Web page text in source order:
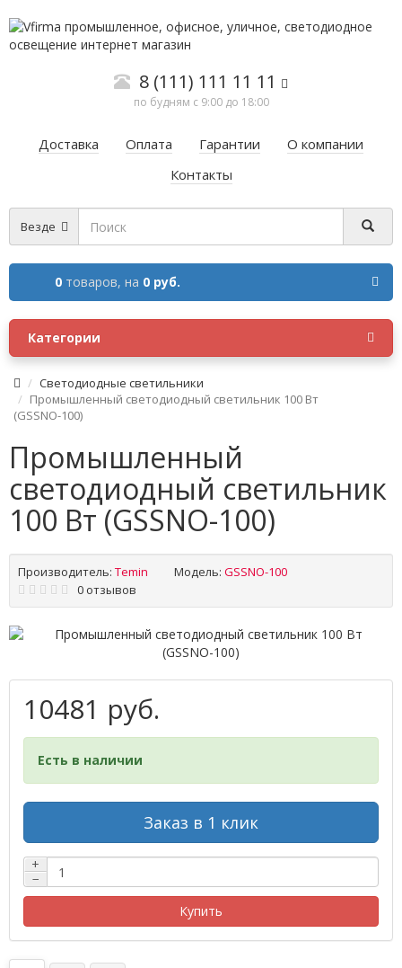
8 (111) 111 11 11
по будням с 9:00 до 18:00
Доставка Оплата Гарантии
О компании
Контакты
Везде
0 товаров, на 0 руб.
Категории
Cветодиодные светильники
Промышленный светодиодный светильник 100 Вт
(GSSNО-100)
Промышленный
светодиодный светильник
100 Вт (GSSNО-100)
Производитель: Temin Модель: GSSNО-100
0 отзывов
10481 руб.
Есть в наличии
Заказ в 1 клик
+
−
Купить